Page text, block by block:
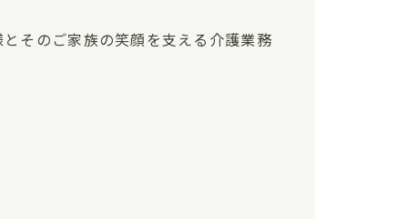
そのご家族の笑顔を支える介護業務